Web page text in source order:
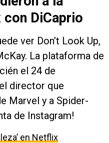
DiCaprio
ver Don’t Look Up,
La plataforma de
el 24 de
director que
Marvel y a Spider-
de Instagram!
en Netflix